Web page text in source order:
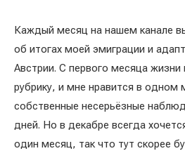
Каждый месяц на нашем канале
об итогах моей эмиграции и
Австрии. С первого месяца жизни
рубрику, и мне нравится в одном
собственные несерьёзные
дней. Но в декабре всегда
один месяц, так что тут скорее